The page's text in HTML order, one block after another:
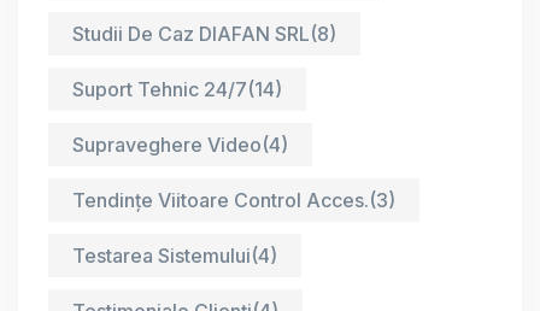
Studii De Caz DIAFAN SRL(8)
Suport Tehnic 24/7(14)
Supraveghere Video(4)
Tendințe Viitoare Control Acces.(3)
Testarea Sistemului(4)